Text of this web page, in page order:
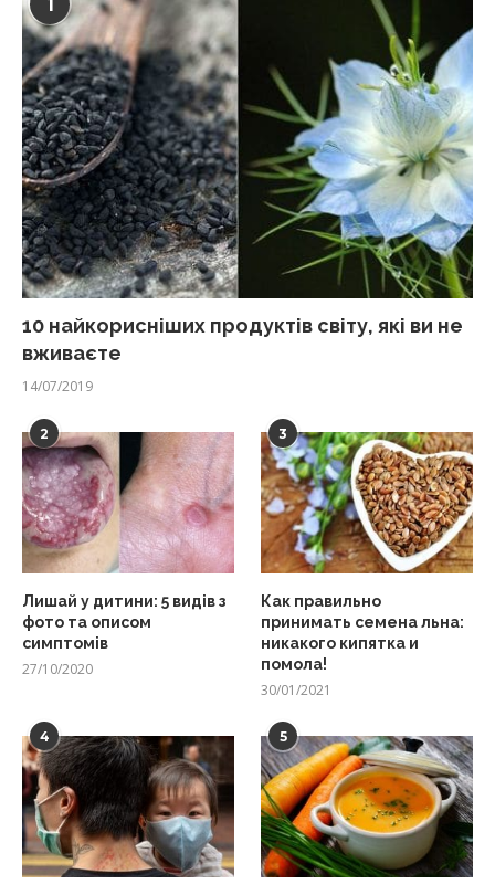
1
10 найкорисніших продуктів світу, які ви не
вживаєте
14/07/2019
2
Лишай у дитини: 5 видів з
фото та описом
симптомів
27/10/2020
3
Как правильно
принимать семена льна:
никакого кипятка и
помола!
30/01/2021
4 5